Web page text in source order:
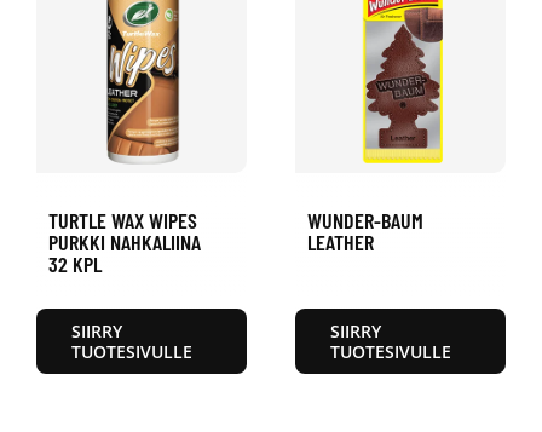
TURTLE WAX WIPES
PURKKI NAHKALIINA
32 KPL
SIIRRY
TUOTESIVULLE
WUNDER-BAUM
LEATHER
SIIRRY
TUOTESIVULLE